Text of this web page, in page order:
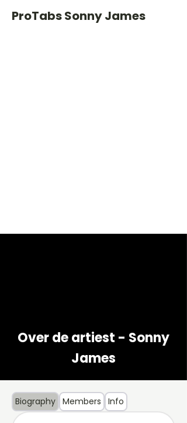
ProTabs Sonny James
Over de artiest - Sonny
James
Biography Members Info